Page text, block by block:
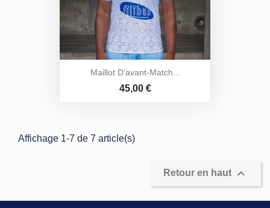
Maillot D'avant-Match...
Prix
45,00 €
Affichage 1-7 de 7 article(s)
Retour en haut 